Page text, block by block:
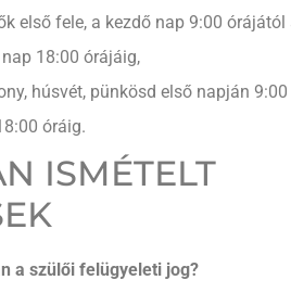
első fele, a kezdő nap 9:00 órájától
nap 18:00 órájáig,
húsvét, pünkösd első napján 9:00
óráig.
ISMÉTELT
a szülői felügyeleti jog?